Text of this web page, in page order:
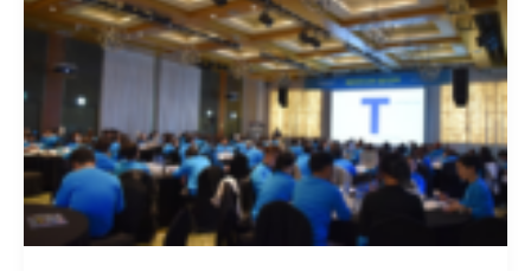
열
광
챗
GPT
강
의!